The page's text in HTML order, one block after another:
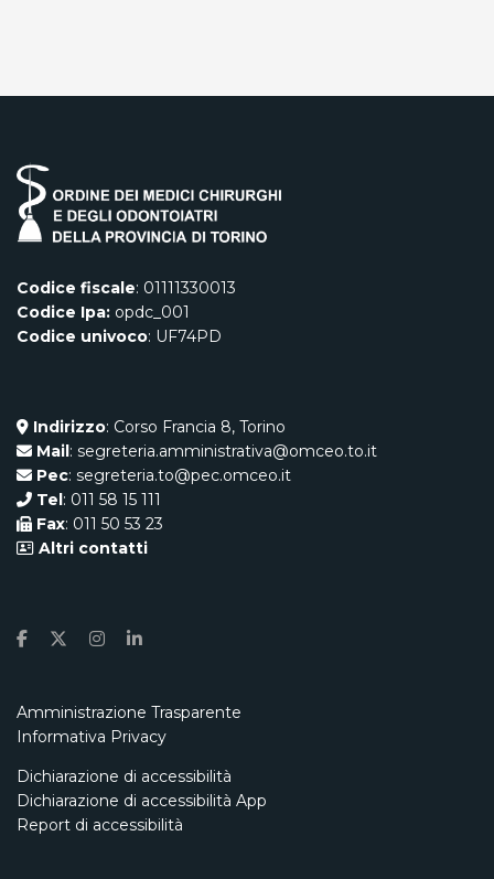
Codice fiscale: 01111330013
Codice Ipa: opdc_001
Codice univoco: UF74PD
Indirizzo: Corso Francia 8, Torino
Mail: segreteria.amministrativa@omceo.to.it
Pec: segreteria.to@pec.omceo.it
Tel: 011 58 15 111
Fax: 011 50 53 23
Altri contatti
Amministrazione Trasparente
Informativa Privacy
Dichiarazione di accessibilità
Dichiarazione di accessibilità App
Report di accessibilità